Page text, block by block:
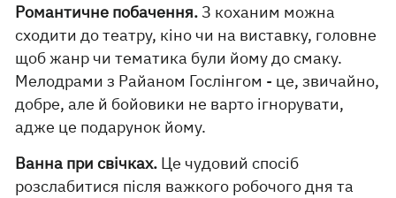
Романтичне побачення. З коханим можна
сходити до театру, кіно чи на виставку, головне
щоб жанр чи тематика були йому до смаку.
Мелодрами з Райаном Гослінгом - це, звичайно,
добре, але й бойовики не варто ігнорувати,
адже це подарунок йому.
Ванна при свічках. Це чудовий спосіб
розслабитися після важкого робочого дня та